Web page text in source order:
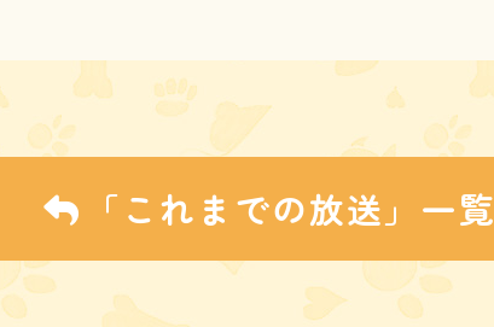
「これまでの放送」一覧